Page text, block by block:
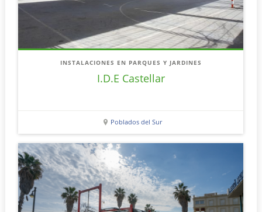
INSTALACIONES EN PARQUES Y JARDINES
I.D.E Castellar
Poblados del Sur